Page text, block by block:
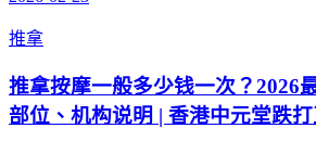
推拿
推拿按摩一般多少钱一次？2026
部位、机构说明 | 香港中元堂跌